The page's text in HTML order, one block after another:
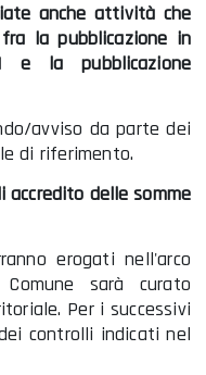
anche attività che
la pubblicazione in
e la pubblicazione
avviso da parte dei
di riferimento.
accredito delle somme
erogati nell'arco
sarà curato
Per i successivi
controlli indicati nel